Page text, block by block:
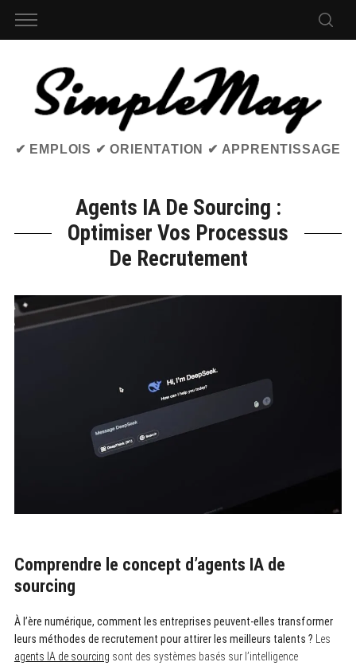
✔ EMPLOIS ✔ ORIENTATION ✔ APPRENTISSAGE
Agents IA De Sourcing :
Optimiser Vos Processus
De Recrutement
Comprendre le concept d’agents IA de
sourcing
À l’ère numérique, comment les entreprises peuvent-elles transformer
leurs méthodes de recrutement pour attirer les meilleurs talents ? Les
agents IA de sourcing sont des systèmes basés sur l’intelligence